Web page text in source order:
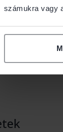
számukra vagy